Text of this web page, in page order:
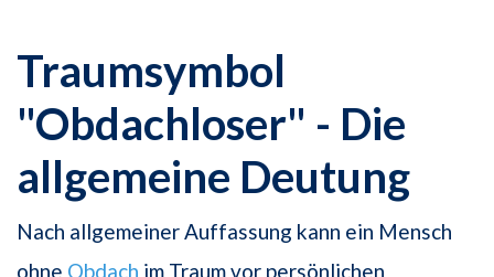
Traumsymbol
"Obdachloser" - Die
allgemeine Deutung
Nach allgemeiner Auffassung kann ein Mensch
ohne Obdach im Traum vor persönlichen